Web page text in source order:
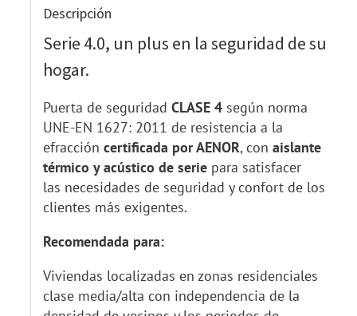
Descripción
Serie 4.0, un plus en la seguridad de su
hogar.
Puerta de seguridad CLASE 4según norma
UNE-EN 1627: 2011 de resistencia a la
efracción certificada por AENOR, con aislante
térmico y acústico de seriepara satisfacer
las necesidades de seguridad y confort de los
clientes más exigentes.
Recomendada para:
Viviendas localizadas en zonas residenciales
clase media/alta con independencia de la